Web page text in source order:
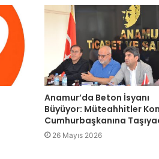
Anamur’da Beton İsyanı
Büyüyor: Müteahhitler
Cumhurbaşkanına
26 Mayıs 2026